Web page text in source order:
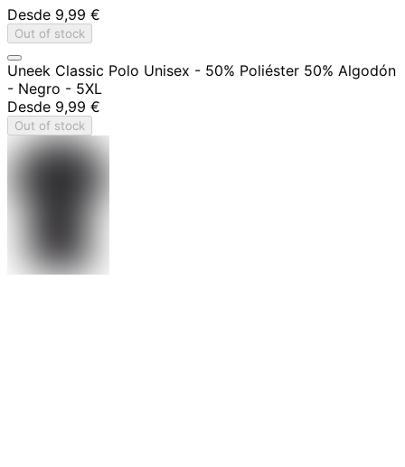
Desde 9,99 €
Out of stock
Uneek Classic Polo Unisex - 50% Poliéster 50% Algodón
- Negro - 5XL
Desde 9,99 €
Out of stock